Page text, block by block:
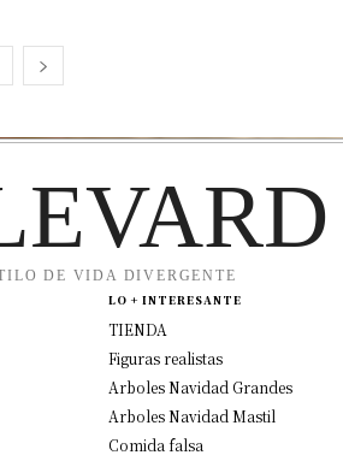
DE VIDA DIVERGENTE
LO + INTERESANTE
TIENDA
Figuras realistas
Arboles Navidad Grandes
Arboles Navidad Mastil
Comida falsa